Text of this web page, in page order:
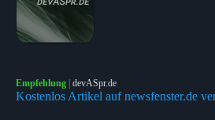
Empfehlung | devASpr.de
Kostenlos Artikel auf newsfenster.de